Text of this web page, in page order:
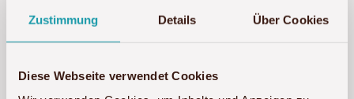
Zustimmung Details Über Cookies
Diese Webseite verwendet Cookies